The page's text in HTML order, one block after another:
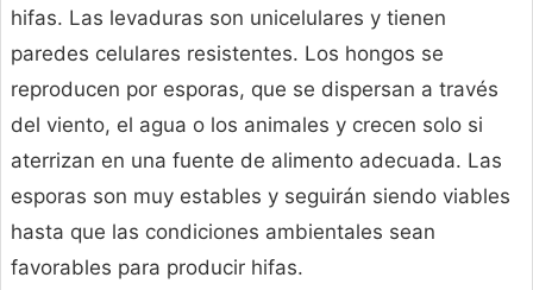
hifas. Las levaduras son unicelulares y tienen
paredes celulares resistentes. Los hongos se
reproducen por esporas, que se dispersan a través
del viento, el agua o los animales y crecen solo si
aterrizan en una fuente de alimento adecuada. Las
esporas son muy estables y seguirán siendo viables
hasta que las condiciones ambientales sean
favorables para producir hifas.